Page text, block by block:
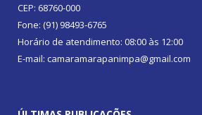
CEP: 68760-000
Fone: (91) 98493-6765
Horário de atendimento: 08:00 às 12:00
E-mail: camaramarapanimpa@gmail.com